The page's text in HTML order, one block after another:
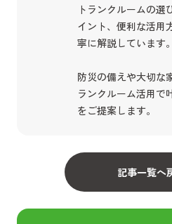
トランクルームの選
イント、便利な活用
寧に解説しています。
防災の備えや大切な
ランクルーム活用で
をご提案します。
記事一覧へ